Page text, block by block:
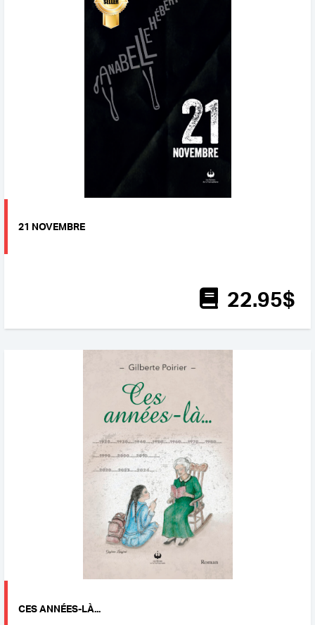
21 NOVEMBRE
22.95$
CES ANNÉES-LÀ...